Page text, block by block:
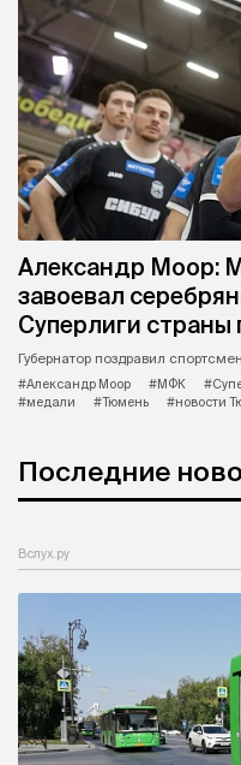
Александр Моор:
завоевал
Суперлиги страны
Губернатор поздравил
#Александр Моор
#МФК
#медали
#Тюмень #новости
Последние
Вслух.ру